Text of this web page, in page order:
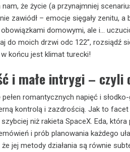
że życie (a przynajmniej
zawiódł – emocje sięgały zenitu,
domowymi, ale i…
do moich drzwi odc 122”, rozsiądź
końcu jest klimat turecki!
i małe intrygi – czyli
romantycznych napięć i
kontrolą i zazdrością. Jak to facet
niż rakieta SpaceX. Eda,
i prób planowania każdego
jej metody działania są równie